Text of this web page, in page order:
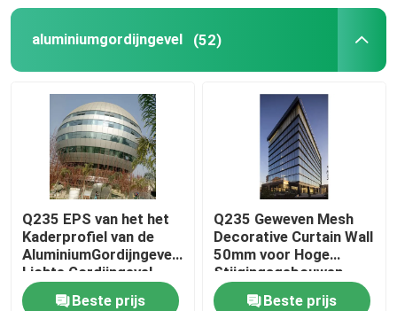
aluminiumgordijngevel (52)
Q235 EPS van het het
Kaderprofiel van de
AluminiumGordijngevel
Lichte Gordijngevel
50mm
Beste prijs
Q235 Geweven Mesh
Decorative Curtain Wall
50mm voor Hoge
Stijgingsgebouwen
Beste prijs